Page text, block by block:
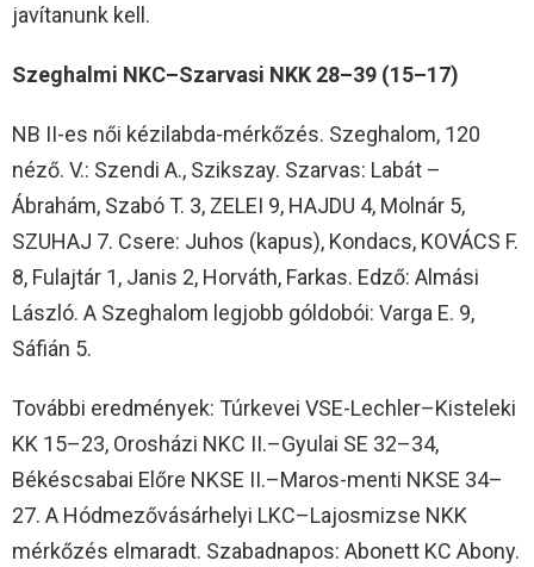
javítanunk kell.
Szeghalmi NKC–Szarvasi NKK 28–39 (15–17)
NB II-es női kézilabda-mérkőzés. Szeghalom, 120
néző. V.: Szendi A., Szikszay. Szarvas: Labát –
Ábrahám, Szabó T. 3, ZELEI 9, HAJDU 4, Molnár 5,
SZUHAJ 7. Csere: Juhos (kapus), Kondacs, KOVÁCS F.
8, Fulajtár 1, Janis 2, Horváth, Farkas. Edző: Almási
László. A Szeghalom legjobb góldobói: Varga E. 9,
Sáfián 5.
További eredmények: Túrkevei VSE-Lechler–Kisteleki
KK 15–23, Orosházi NKC II.–Gyulai SE 32–34,
Békéscsabai Előre NKSE II.–Maros-menti NKSE 34–
27. A Hódmezővásárhelyi LKC–Lajosmizse NKK
mérkőzés elmaradt. Szabadnapos: Abonett KC Abony.